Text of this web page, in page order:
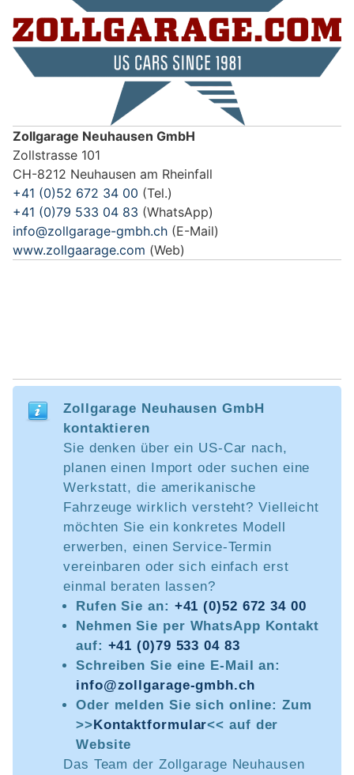
Zollgarage Neuhausen GmbH
Zollstrasse 101
CH-8212 Neuhausen am Rheinfall
+41 (0)52 672 34 00 (Tel.)
+41 (0)79 533 04 83 (WhatsApp)
info@zollgarage-gmbh.ch (E-Mail)
www.zollgaarage.com (Web)
Zollgarage Neuhausen GmbH
kontaktieren
Sie denken über ein US-Car nach,
planen einen Import oder suchen eine
Werkstatt, die amerikanische
Fahrzeuge wirklich versteht? Vielleicht
möchten Sie ein konkretes Modell
erwerben, einen Service-Termin
vereinbaren oder sich einfach erst
einmal beraten lassen?
Rufen Sie an: +41 (0)52 672 34 00
Nehmen Sie per WhatsApp Kontakt
auf: +41 (0)79 533 04 83
Schreiben Sie eine E-Mail an:
info@zollgarage-gmbh.ch
Oder melden Sie sich online: Zum
>>Kontaktformular<< auf der
Website
Das Team der Zollgarage Neuhausen